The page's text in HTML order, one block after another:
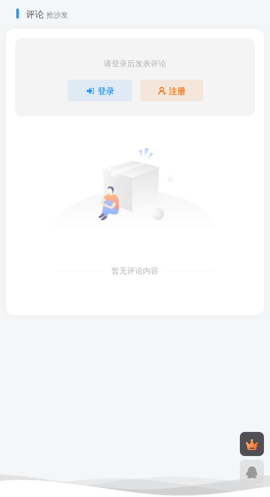
评论 抢沙发
请登录后发表评论
登录 注册
暂无评论内容